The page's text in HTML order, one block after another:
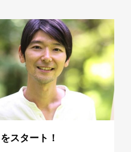
スタート！